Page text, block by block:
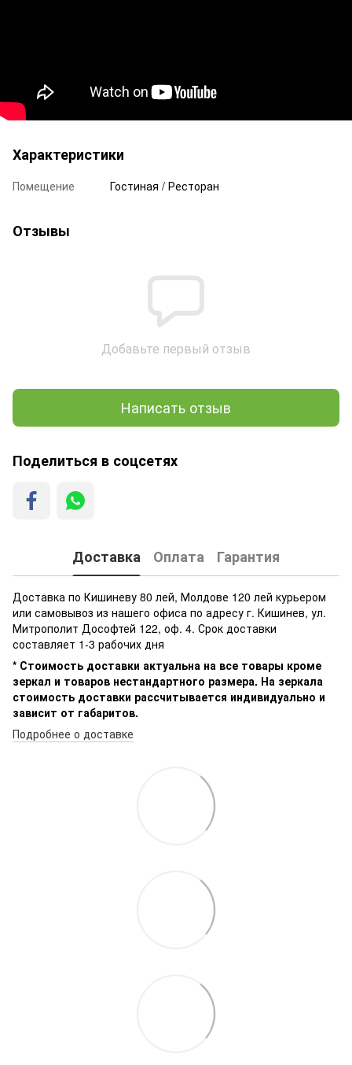
Характеристики
Помещение Гостиная / Ресторан
Отзывы
Добавьте первый отзыв
Написать отзыв
Поделиться в соцсетях
Доставка Оплата Гарантия
Доставка по Кишиневу 80 лей, Молдове 120 лей курьером
или самовывоз из нашего офиса по адресу г. Кишинев, ул.
Митрополит Дософтей 122, оф. 4. Срок доставки
составляет 1-3 рабочих дня
* Стоимость доставки актуальна на все товары кроме
зеркал и товаров нестандартного размера. На зеркала
стоимость доставки рассчитывается индивидуально и
зависит от габаритов.
Подробнее о доставке